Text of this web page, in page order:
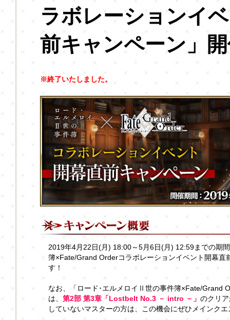
ラボレーションイ
前キャンペーン」
※終了いたしました。
2019年4月22日(月) 18:00～5月6日(月) 12:59までの期
簿×Fate/Grand Orderコラボレーションイベント開幕直
す！
なお、「ロード･エルメロイⅡ世の事件簿×Fate/Grand
は、 第2部 第3章「Lostbelt No.3 － intro －」 のクリ
していないマスターの方は、この機会にぜひメインク